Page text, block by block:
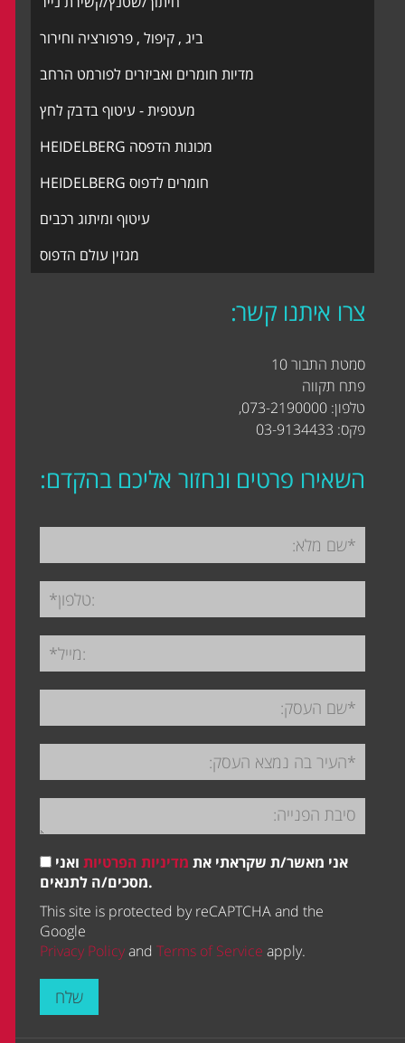
ביג , קיפול , פרפורציה וחירור
מדיות חומרים ואביזרים לפורמט הרחב
מעטפית - עיטוף בדבק לחץ
מכונות הדפסה HEIDELBERG
חומרים לדפוס HEIDELBERG
עיטוף ומיתוג רכבים
מגזין עולם הדפוס
צרו איתנו קשר:
סמטת התבור 10
פתח תקווה
טלפון: 073-2190000,
פקס: 03-9134433
השאירו פרטים ונחזור אליכם בהקדם:
אני מאשר/ת שקראתי את מדיניות הפרטיות ואני
מסכים/ה לתנאים.
This site is protected by reCAPTCHA and the
Google
Privacy Policyand Terms of Service apply.
שלח